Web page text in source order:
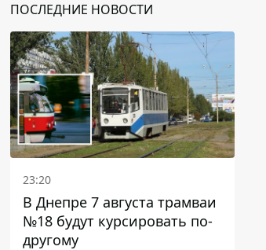
ПОСЛЕДНИЕ НОВОСТИ
23:20
В Днепре 7 августа трамваи
№18 будут курсировать по-
другому